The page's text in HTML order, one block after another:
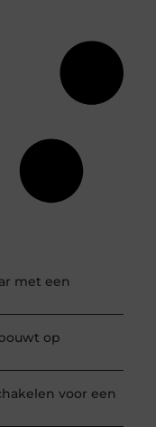
met een
op
voor een